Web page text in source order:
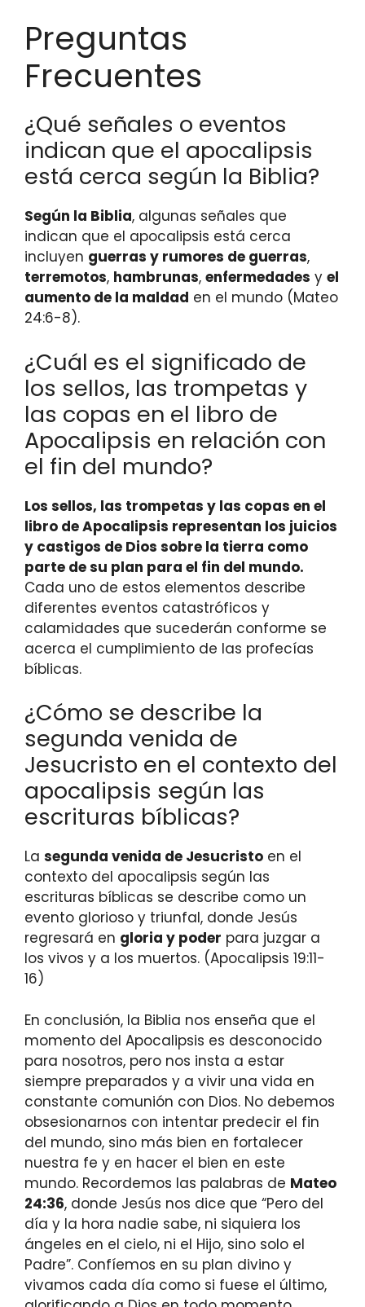
Preguntas
Frecuentes
¿Qué señales o eventos
indican que el apocalipsis
está cerca según la Biblia?
Según la Biblia, algunas señales que
indican que el apocalipsis está cerca
incluyen guerras y rumores de guerras,
terremotos, hambrunas, enfermedades y el
aumento de la maldad en el mundo (Mateo
24:6-8).
¿Cuál es el significado de
los sellos, las trompetas y
las copas en el libro de
Apocalipsis en relación con
el fin del mundo?
Los sellos, las trompetas y las copas en el
libro de Apocalipsis representan los juicios
y castigos de Dios sobre la tierra como
parte de su plan para el fin del mundo.
Cada uno de estos elementos describe
diferentes eventos catastróficos y
calamidades que sucederán conforme se
acerca el cumplimiento de las profecías
bíblicas.
¿Cómo se describe la
segunda venida de
Jesucristo en el contexto del
apocalipsis según las
escrituras bíblicas?
La segunda venida de Jesucristo en el
contexto del apocalipsis según las
escrituras bíblicas se describe como un
evento glorioso y triunfal, donde Jesús
regresará en gloria y poder para juzgar a
los vivos y a los muertos. (Apocalipsis 19:11-
16)
En conclusión, la Biblia nos enseña que el
momento del Apocalipsis es desconocido
para nosotros, pero nos insta a estar
siempre preparados y a vivir una vida en
constante comunión con Dios. No debemos
obsesionarnos con intentar predecir el fin
del mundo, sino más bien en fortalecer
nuestra fe y en hacer el bien en este
mundo. Recordemos las palabras de Mateo
24:36, donde Jesús nos dice que “Pero del
día y la hora nadie sabe, ni siquiera los
ángeles en el cielo, ni el Hijo, sino solo el
Padre”. Confíemos en su plan divino y
vivamos cada día como si fuese el último,